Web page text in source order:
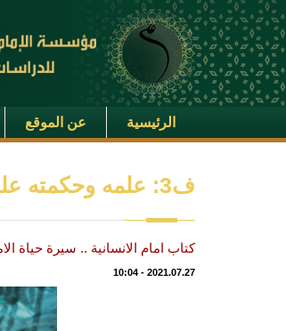
الرئيسية عن الموقع
ف3: علمه وحكمته عليه السلام
كتاب امام الانسانية .. سيرة حياة
2021.07.27
-
10:04